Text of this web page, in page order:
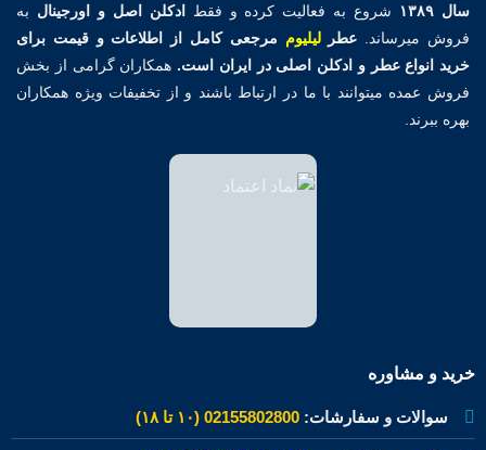
سال ۱۳۸۹
شروع به فعالیت کرده و فقطادکلن اصل و اورجینال به
فروش میرساند. عطرلیلیوم مرجعی کامل از اطلاعات و قیمت برای
خرید انواع عطر و ادکلن اصلی در ایران است. همکاران گرامی از بخش
فروش عمده میتوانند با ما در ارتباط باشند و از تخفیفات ویژه همکاران
بهره ببرند.
خرید و مشاوره
سوالات و سفارشات: 02155802800 (۱۰ تا ۱۸)